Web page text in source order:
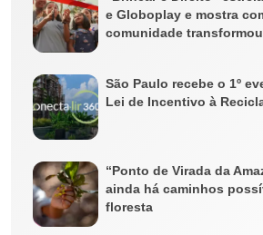
e Globoplay e mostra
comunidade
São Paulo recebe o 1º
Lei de Incentivo à
“Ponto de Virada da
ainda há caminhos
floresta